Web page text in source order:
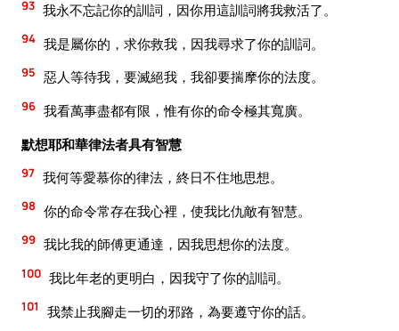
93 我永不忘記你的訓詞，因你用這訓詞將我救活了。
94 我是屬你的，求你救我，因我尋求了你的訓詞。
95 惡人等待我，要滅絕我，我卻要揣摩你的法度。
96 我看萬事盡都有限，惟有你的命令極其寬廣。
默想耶和華律法者具有智慧
97 我何等愛慕你的律法，終日不住地思想。
98 你的命令常存在我心裡，使我比仇敵有智慧。
99 我比我的師傅更通達，因我思想你的法度。
100 我比年老的更明白，因我守了你的訓詞。
101 我禁止我腳走一切的邪路，為要遵守你的話。